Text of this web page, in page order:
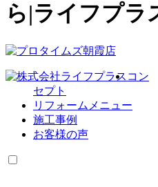
ら|ライフプラ
コン
セプト
リフォームメニュー
施工事例
お客様の声